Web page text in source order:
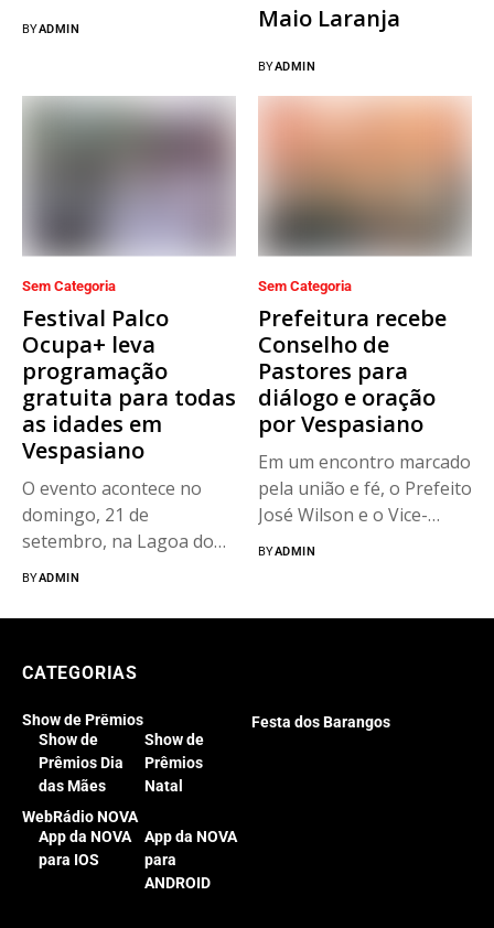
BYADMIN Maio Laranja
BYADMIN
Sem Categoria
Festival Palco
Ocupa+ leva
programação
gratuita para todas
as idades em
Vespasiano
O evento acontece no
domingo, 21 de
setembro, na Lagoa do
Morro...
BYADMIN
Sem Categoria
Prefeitura recebe
Conselho de
Pastores para
diálogo e oração
por Vespasiano
Em um encontro marcado
pela união e fé, o Prefeito
José Wilson e o Vice-
Prefeito Filipe...
BYADMIN
CATEGORIAS
Show de Prêmios
Show de
Prêmios Dia
das Mães
Show de
Prêmios
Natal
Festa dos Barangos
WebRádio NOVA
App da NOVA
para IOS
App da NOVA
para
ANDROID